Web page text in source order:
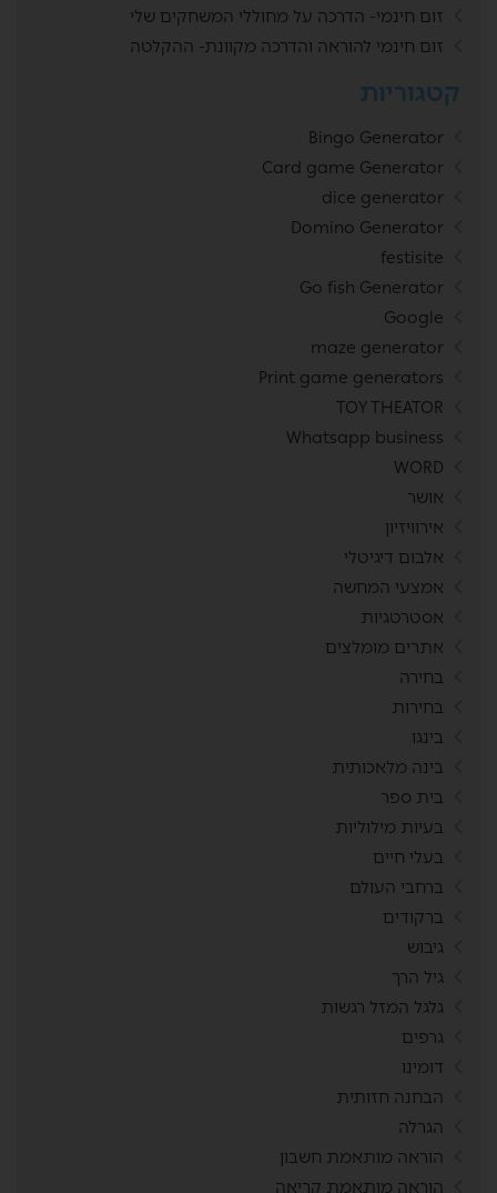
זום חינמי- הדרכה על מחוללי המשחקים שלי
זום חינמי להוראה והדרכה מקוונת- ההקלטה
קטגוריות
Bingo Generator
Card game Generator
dice generator
Domino Generator
festisite
Go fish Generator
Google
maze generator
Print game generators
TOY THEATOR
Whatsapp business
WORD
אושר
אירוויזיון
אלבום דיגיטלי
אמצעי המחשה
אסטרטגיות
אתרים מומלצים
בחירה
בחירות
בינגו
בינה מלאכותית
בית ספר
בעיות מילוליות
בעלי חיים
ברחבי העולם
ברקודים
גיבוש
גיל הרך
גלגל המזל רגשות
גרפים
דומינו
הבחנה חזותית
הגרלה
הוראה מותאמת חשבון
הוראה מותאמת קריאה